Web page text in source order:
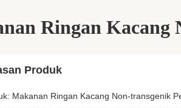
Ringan Kacang
Produk
Makanan Ringan Kacang Non-transgenik